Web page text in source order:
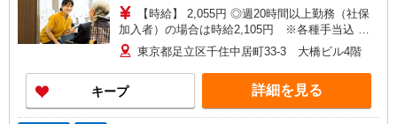
【時給】 2,055円 ◎週20時間以上勤務（社保
加入者）の場合は時給2,105円 ※各種手当込 ◎
時給は経験によって異なります
東京都足立区千住中居町33-3 大橋ビル4階
キープ 詳細を見る